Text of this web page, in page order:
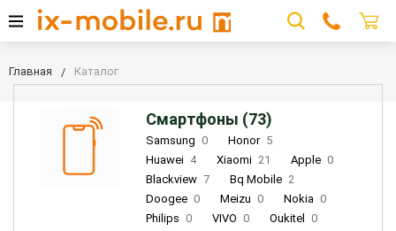
Главная Каталог
Смартфоны (73)
Samsung 0 Honor 5
Huawei 4 Xiaomi 21 Apple 0
Blackview 7 Bq Mobile 2
Doogee 0 Meizu 0 Nokia 0
Philips 0 VIVO 0 Oukitel
0